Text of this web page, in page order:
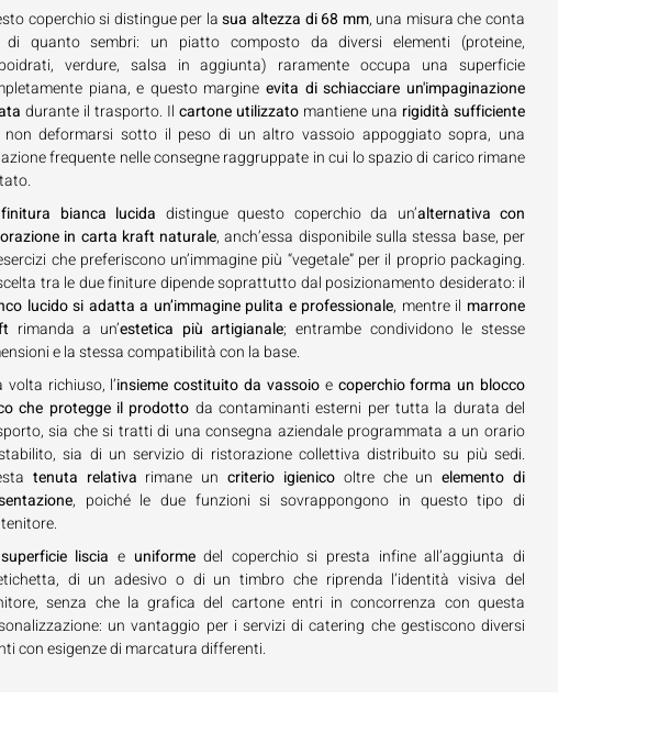
coperchio si distingue per lasua altezza di 68 mm, una misura che conta
di quanto sembri: un piatto composto da diversi elementi (proteine,
verdure, salsa in aggiunta) raramente occupa una superficie
piana, e questo margineevita di schiacciare un'impaginazione
durante il trasporto. Il cartone utilizzatomantiene una rigidità sufficiente
non deformarsi sotto il peso di un altro vassoio appoggiato sopra, una
frequente nelle consegne raggruppate in cui lo spazio di carico rimane
finitura bianca lucida distingue questo coperchio da un’alternativa con
in carta kraft naturale, anch’essa disponibile sulla stessa base, per
che preferiscono un’immagine più “vegetale” per il proprio packaging.
tra le due finiture dipende soprattutto dal posizionamento desiderato: il
lucido si adatta a un’immagine pulita e professionale, mentre il marrone
rimanda a un’estetica più artigianale; entrambe condividono le stesse
e la stessa compatibilità con la base.
volta richiuso, l’insieme costituito da vassoioe coperchio forma un blocco
che protegge il prodotto da contaminanti esterni per tutta la durata del
sia che si tratti di una consegna aziendale programmata a un orario
sia di un servizio di ristorazione collettiva distribuito su più sedi.
tenuta relativa rimane uncriterio igienicooltre che unelemento di
, poiché le due funzioni si sovrappongono in questo tipo di
superficie liscia e uniformedel coperchio si presta infine all’aggiunta di
di un adesivo o di un timbro che riprenda l’identità visiva del
senza che la grafica del cartone entri in concorrenza con questa
un vantaggio per i servizi di catering che gestiscono diversi
con esigenze di marcatura differenti.